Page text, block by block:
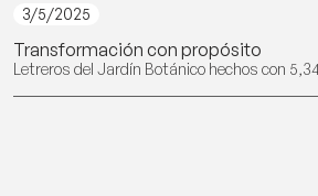
3/5/2025
Transformación con propósito
Letreros del Jardín Botánico hechos con